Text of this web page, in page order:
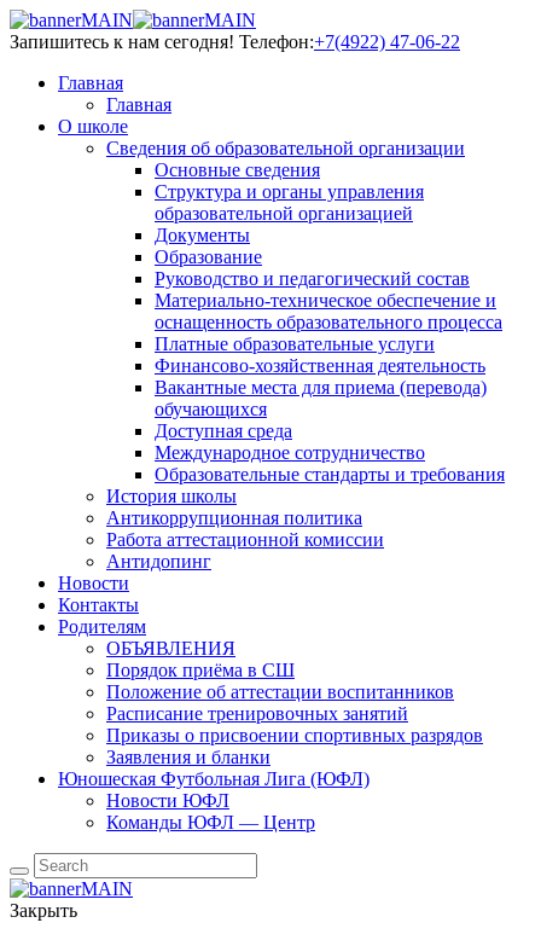
Запишитесь к нам сегодня! Телефон:+7(4922) 47-06-22
Главная
Главная
О школе
Сведения об образовательной организации
Основные сведения
Структура и органы управления
образовательной организацией
Документы
Образование
Руководство и педагогический состав
Материально-техническое обеспечение и
оснащенность образовательного процесса
Платные образовательные услуги
Финансово-хозяйственная деятельность
Вакантные места для приема (перевода)
обучающихся
Доступная среда
Международное сотрудничество
Образовательные стандарты и требования
История школы
Антикоррупционная политика
Работа аттестационной комиссии
Антидопинг
Новости
Контакты
Родителям
ОБЪЯВЛЕНИЯ
Порядок приёма в СШ
Положение об аттестации воспитанников
Расписание тренировочных занятий
Приказы о присвоении спортивных разрядов
Заявления и бланки
Юношеская Футбольная Лига (ЮФЛ)
Новости ЮФЛ
Команды ЮФЛ — Центр
Закрыть